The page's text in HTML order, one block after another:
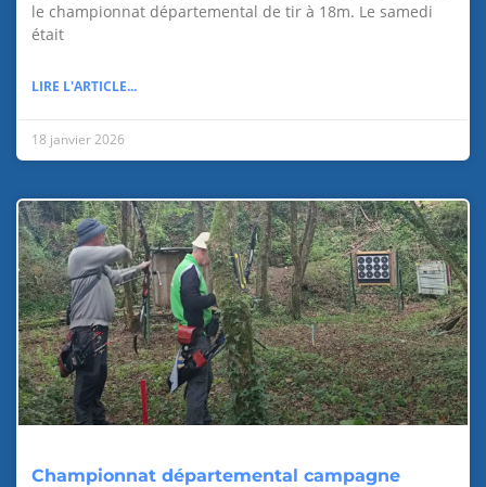
le championnat départemental de tir à 18m. Le samedi
était
LIRE L'ARTICLE...
18 janvier 2026
Championnat départemental campagne